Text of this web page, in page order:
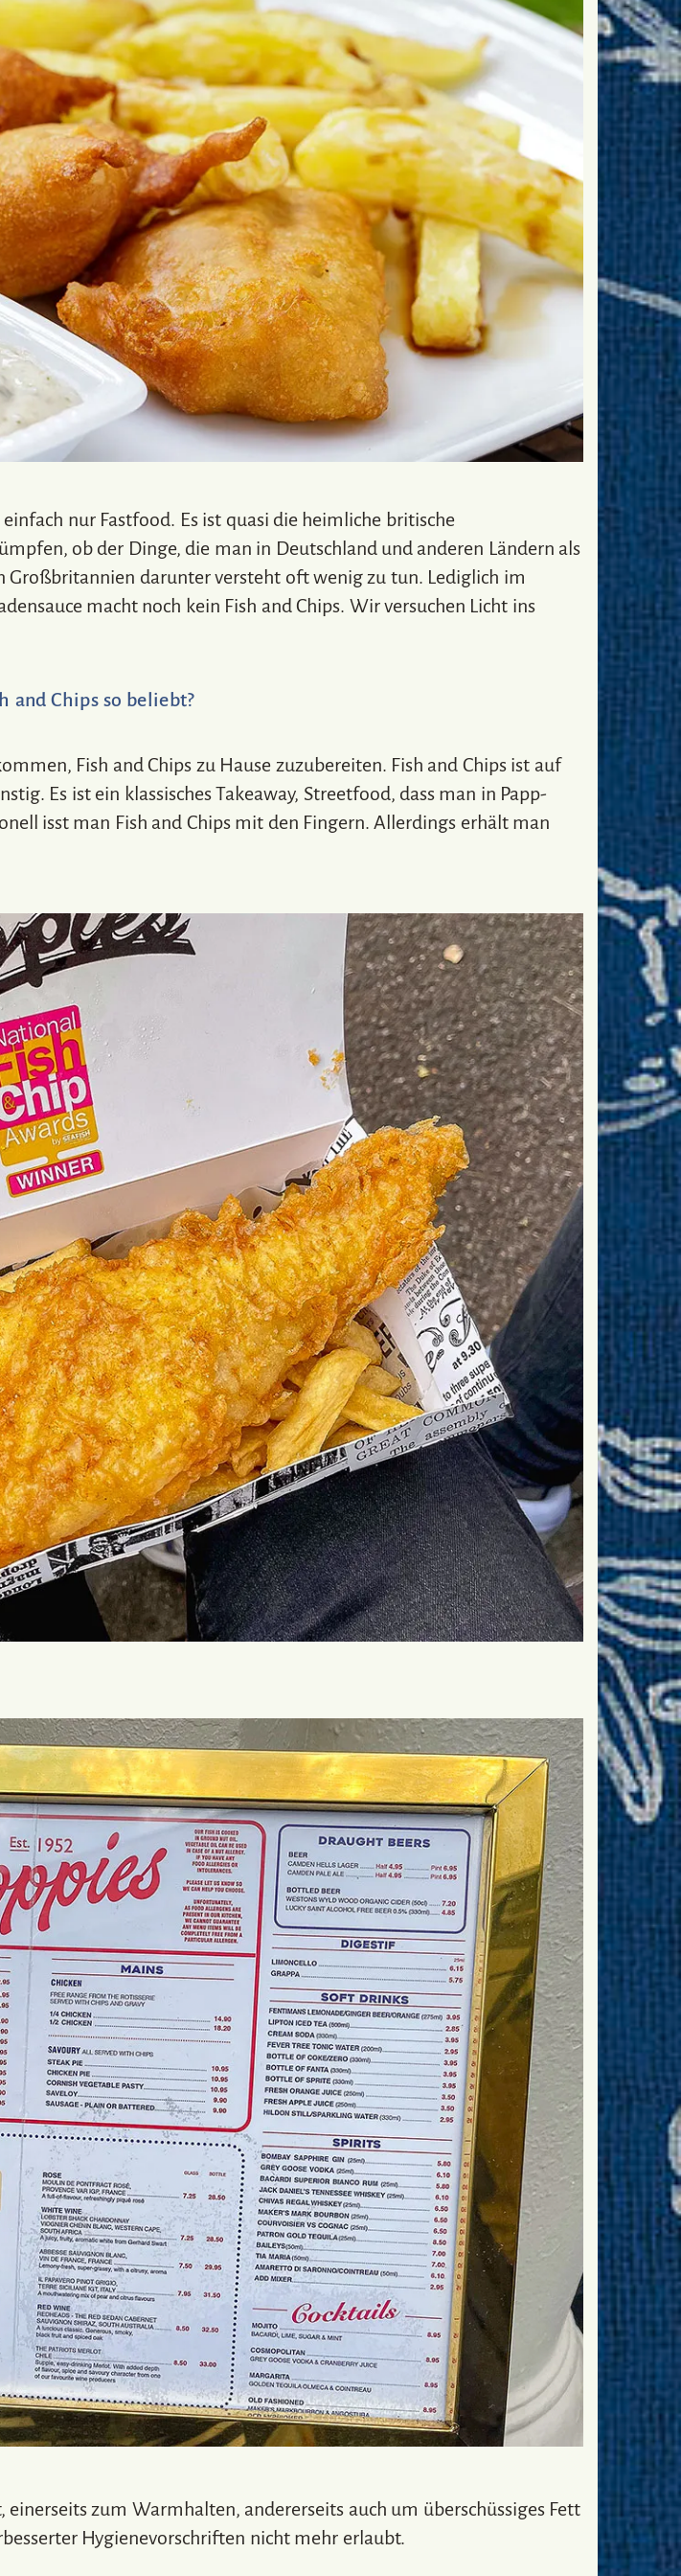
einfach nur Fastfood. Es ist quasi die heimliche britische
ob der Dinge, die man in Deutschland und anderen Ländern als
Großbritannien darunter versteht oft wenig zu tun. Lediglich im
macht noch kein Fish and Chips. Wir versuchen Licht ins
and Chips so beliebt?
Fish and Chips zu Hause zuzubereiten. Fish and Chips ist auf
Es ist ein klassisches Takeaway, Streetfood, dass man in Papp-
isst man Fish and Chips mit den Fingern. Allerdings erhält man
zum Warmhalten, andererseits auch um überschüssiges Fett
Hygienevorschriften nicht mehr erlaubt.